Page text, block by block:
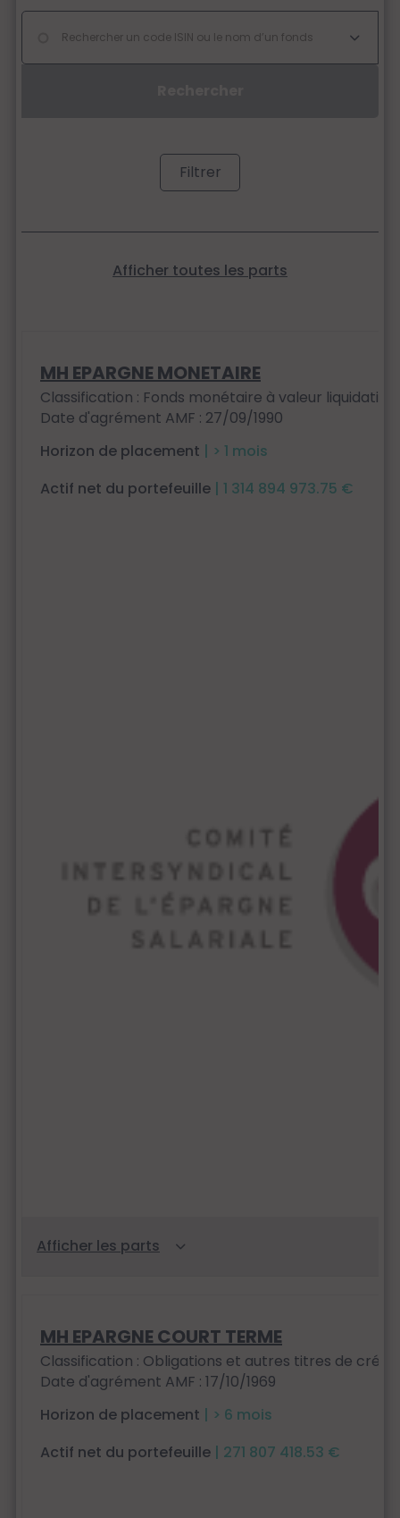
Filtrer
Afficher toutes les parts
MH EPARGNE MONETAIRE
Classification : Fonds monétaire à valeur
Date d'agrément AMF : 27/09/1990
Horizon de placement | > 1 mois
Actif net du portefeuille | 1 314 894 973.75 €
MH EPARGNE COURT TERME
Classification : Obligations et autres titres de
Date d'agrément AMF : 17/10/1969
Horizon de placement | > 6 mois
Actif net du portefeuille | 271 807 418.53 €